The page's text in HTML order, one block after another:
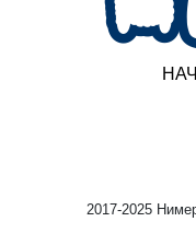
2017-2025